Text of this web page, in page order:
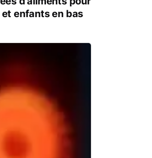
enfants en bas